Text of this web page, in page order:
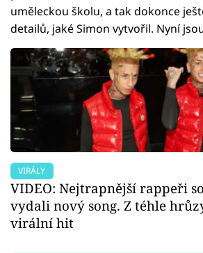
uměleckou školu, a tak dokonce
detailů, jaké Simon vytvořil. Nyní
VIRÁLY
VIDEO: Nejtrapnější rappeři
vydali nový song. Z téhle
virální hit